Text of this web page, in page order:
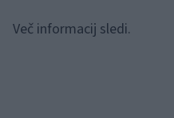
Več informacij sledi.